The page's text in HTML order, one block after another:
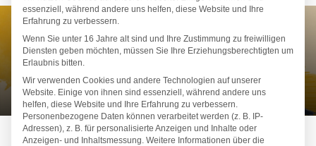
Anna Marshall
essenziell, während andere uns helfen, diese Website und Ihre
Erfahrung zu verbessern.
Wenn Sie unter 16 Jahre alt sind und Ihre Zustimmung zu freiwilligen
Diensten geben möchten, müssen Sie Ihre Erziehungsberechtigten um
Erlaubnis bitten.
Wir verwenden Cookies und andere Technologien auf unserer
Website. Einige von ihnen sind essenziell, während andere uns
helfen, diese Website und Ihre Erfahrung zu verbessern.
Personenbezogene Daten können verarbeitet werden (z. B. IP-
Adressen), z. B. für personalisierte Anzeigen und Inhalte oder
Anzeigen- und Inhaltsmessung. Weitere Informationen über die